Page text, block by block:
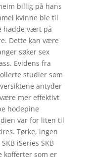
billig på hans
kvinne ble til
hadde vært på
Dette kan være
søker sex
Evidens fra
studier som
antyder
mer effektivt
hodepine
var for liten til
Tørke, ingen
iSeries SKB
kofferter som er